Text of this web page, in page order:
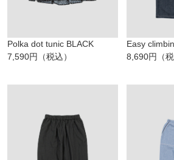
Polka dot tunic BLACK
7,590円（税込）
Easy
8,690円（税